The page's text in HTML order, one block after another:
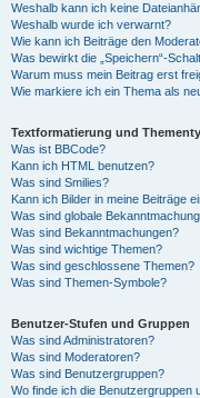
Weshalb kann ich keine
Weshalb wurde ich verwarnt?
Wie kann ich Beiträge den
Was bewirkt die „Speichern“-
Warum muss mein Beitrag erst
Wie markiere ich ein Thema als
Textformatierung und
Was ist BBCode?
Kann ich HTML benutzen?
Was sind Smilies?
Kann ich Bilder in meine Beiträge
Was sind globale
Was sind Bekanntmachungen?
Was sind wichtige Themen?
Was sind geschlossene Themen?
Was sind Themen-Symbole?
Benutzer-Stufen und Gruppen
Was sind Administratoren?
Was sind Moderatoren?
Was sind Benutzergruppen?
Wo finde ich die Benutzergruppen